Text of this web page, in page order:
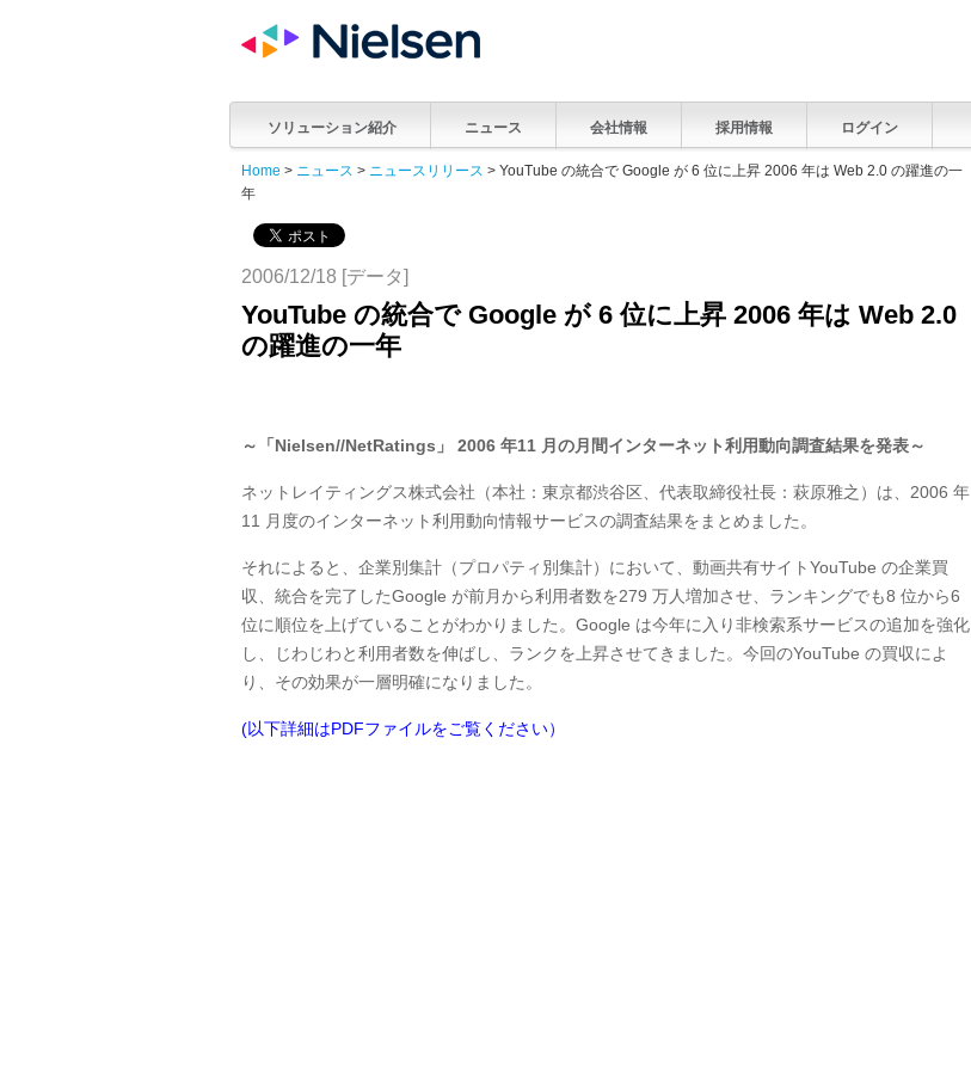
ソリューション紹介 ニュース 会社情報 採用情報 ログイン
Home > ニュース > ニュースリリース > YouTube の統合で Google が 6 位に上昇 2006 年は Web 2.0 の躍進の一
年
2006/12/18 [データ]
YouTube の統合で Google が 6 位に上昇 2006 年は Web 2.0
の躍進の一年
～「Nielsen//NetRatings」 2006 年11 月の月間インターネット利用動向調査結果を発表～
ネットレイティングス株式会社（本社：東京都渋谷区、代表取締役社長：萩原雅之）は、2006 年
11 月度のインターネット利用動向情報サービスの調査結果をまとめました。
それによると、企業別集計（プロパティ別集計）において、動画共有サイトYouTube の企業買
収、統合を完了したGoogle が前月から利用者数を279 万人増加させ、ランキングでも8 位から6
位に順位を上げていることがわかりました。Google は今年に入り非検索系サービスの追加を強化
し、じわじわと利用者数を伸ばし、ランクを上昇させてきました。今回のYouTube の買収によ
り、その効果が一層明確になりました。
(以下詳細はPDFファイルをご覧ください）